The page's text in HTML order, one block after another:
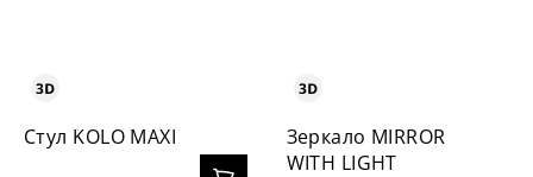
Стул KOLO MAXI
Зеркало MIRROR
WITH LIGHT